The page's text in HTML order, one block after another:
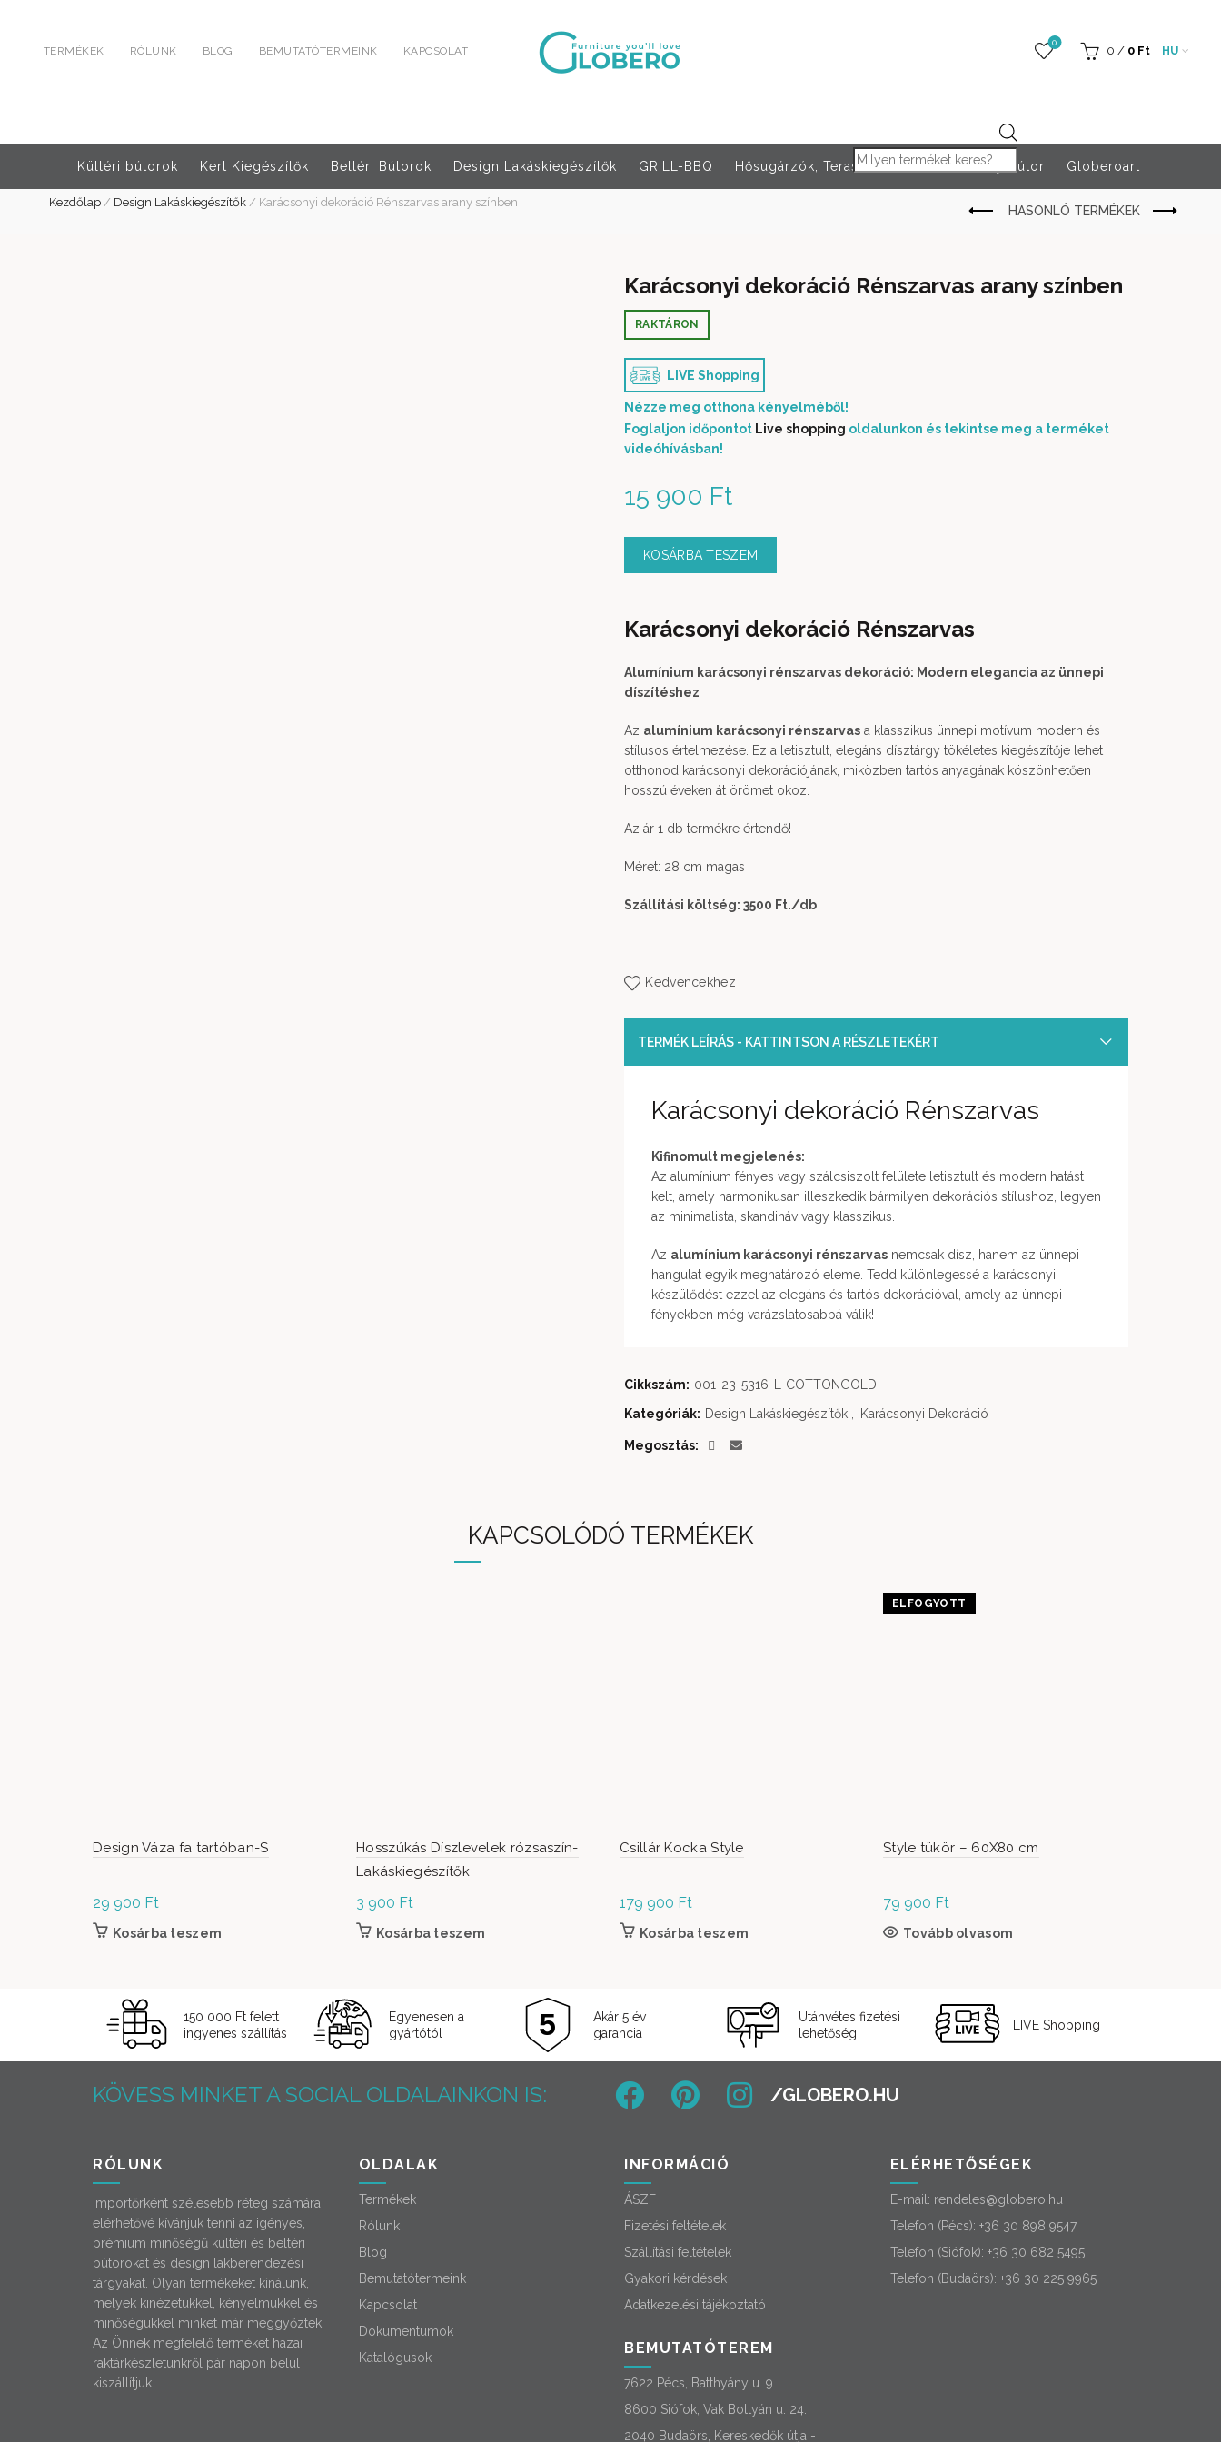
TERMÉKEK RÓLUNK BLOG BEMUTATÓTERMEINK KAPCSOLAT
Products search
0
0 / 0 Ft HU
Kültéri bútorok Kert Kiegészítők Beltéri Bútorok Design Lakáskiegészítők GRILL-BBQ Hősugárzók, Teraszfűtés Rendezvény bútor Globeroart
Kezdőlap/ Design Lakáskiegészítők/ Karácsonyi dekoráció Rénszarvas arany színben
Karácsonyi dekoráció Rénszarvas arany színben
15 900 Ft
RAKTÁRON
LIVE Shopping
Nézze meg otthona kényelméből!
Foglaljon időpontot Live shopping oldalunkon és tekintse meg a terméket
videóhívásban!
KOSÁRBA TESZEM
Karácsonyi dekoráció Rénszarvas
Alumínium karácsonyi rénszarvas dekoráció: Modern elegancia az ünnepi
díszítéshez
Az alumínium karácsonyi rénszarvas a klasszikus ünnepi motívum modern és
stílusos értelmezése. Ez a letisztult, elegáns dísztárgy tökéletes kiegészítője lehet
otthonod karácsonyi dekorációjának, miközben tartós anyagának köszönhetően
hosszú éveken át örömet okoz.
Az ár 1 db termékre értendő!
Méret: 28 cm magas
Szállítási költség: 3500 Ft./db
Kedvencekhez
TERMÉK LEÍRÁS - KATTINTSON A RÉSZLETEKÉRT
Karácsonyi dekoráció Rénszarvas
Kifinomult megjelenés:
Az alumínium fényes vagy szálcsiszolt felülete letisztult és modern hatást
kelt, amely harmonikusan illeszkedik bármilyen dekorációs stílushoz, legyen
az minimalista, skandináv vagy klasszikus.
Az alumínium karácsonyi rénszarvas nemcsak dísz, hanem az ünnepi
hangulat egyik meghatározó eleme. Tedd különlegessé a karácsonyi
készülődést ezzel az elegáns és tartós dekorációval, amely az ünnepi
fényekben még varázslatosabbá válik!
Cikkszám: 001-23-5316-L-COTTONGOLD
Kategóriák: Design Lakáskiegészítők Karácsonyi Dekoráció
Megosztás
KAPCSOLÓDÓ TERMÉKEK
Design Váza fa tartóban-S
29 900 Ft
Kosárba teszem
Hosszúkás Díszlevelek rózsaszín-
Lakáskiegészítők
3 900 Ft
Kosárba teszem
Csillár Kocka Style
179 900 Ft
Kosárba teszem
ELFOGYOTT
Style tükör – 60X80 cm
79 900 Ft
Tovább olvasom
150 000 Ft felett
ingyenes szállítás
Egyenesen a
gyártótól
Akár 5 év
garancia
Utánvétes fizetési
lehetőség
LIVE Shopping
KÖVESS MINKET A SOCIAL OLDALAINKON IS:
RÓLUNK
Importőrként szélesebb réteg számára
elérhetővé kívánjuk tenni az igényes,
prémium minőségű kültéri és beltéri
bútorokat és design lakberendezési
tárgyakat. Olyan termékeket kínálunk,
melyek kinézetükkel, kényelmükkel és
minőségükkel minket már meggyőztek.
Az Önnek megfelelő terméket hazai
raktárkészletünkről pár napon belül
kiszállítjuk.
OLDALAK
Termékek
Rólunk
Blog
Bemutatótermeink
Kapcsolat
Dokumentumok
Katalógusok
INFORMÁCIÓ
ÁSZF
Fizetési feltételek
Szállítási feltételek
Gyakori kérdések
Adatkezelési tájékoztató
BEMUTATÓTEREM
7622 Pécs, Batthyány u. 9.
8600 Siófok, Vak Bottyán u. 24.
2040 Budaörs, Kereskedők útja -
ELÉRHETŐSÉGEK
E-mail: rendeles@globero.hu
Telefon (Pécs): +36 30 898 9547
Telefon (Siófok): +36 30 682 5495
Telefon (Budaörs): +36 30 225 9965